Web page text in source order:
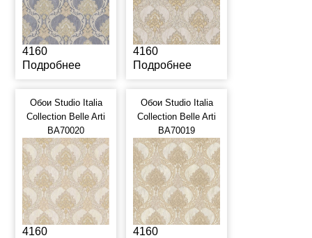
4160
Подробнее
4160
Подробнее
Обои Studio Italia
Collection Belle Arti
BA70020
4160
Обои Studio Italia
Collection Belle Arti
BA70019
4160